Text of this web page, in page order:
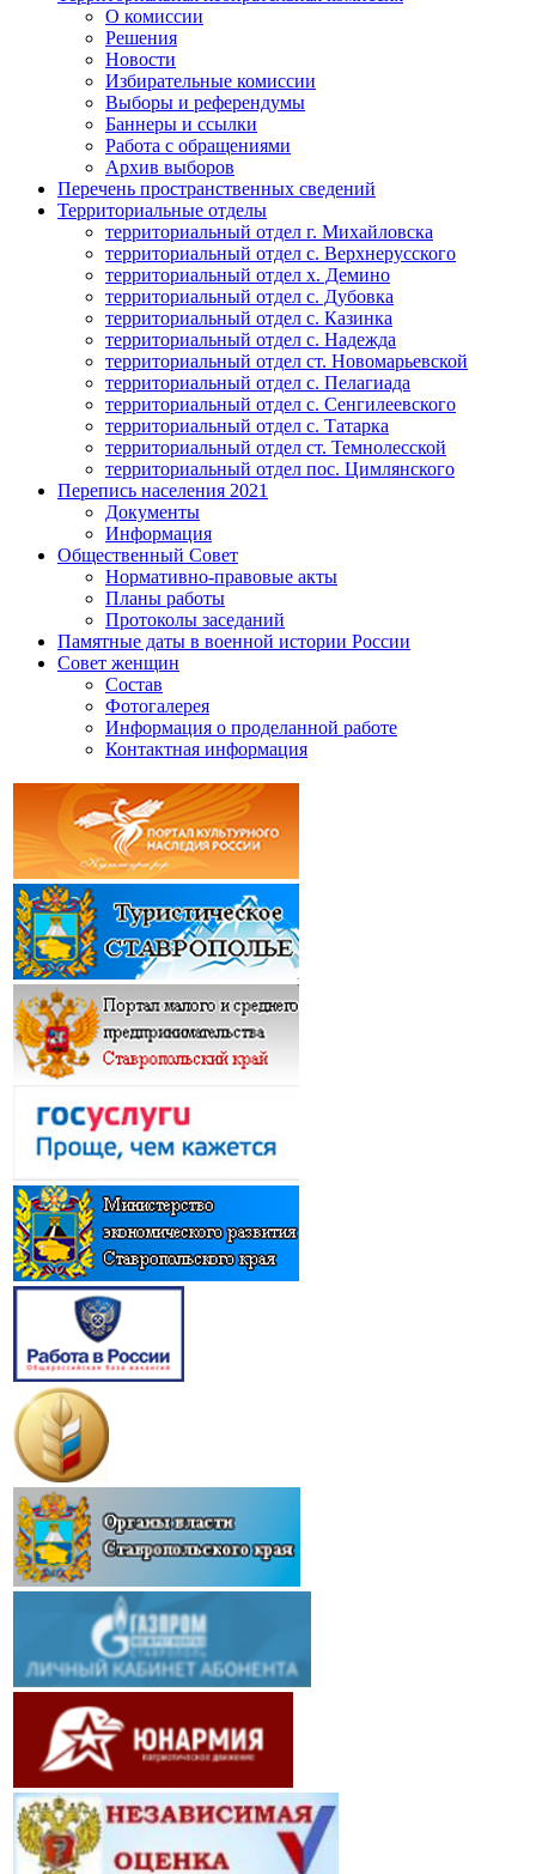
О комиссии
Решения
Новости
Избирательные комиссии
Выборы и референдумы
Баннеры и ссылки
Работа с обращениями
Архив выборов
Перечень пространственных сведений
Территориальные отделы
территориальный отдел г. Михайловска
территориальный отдел с. Верхнерусского
территориальный отдел х. Демино
территориальный отдел с. Дубовка
территориальный отдел с. Казинка
территориальный отдел с. Надежда
территориальный отдел ст. Новомарьевской
территориальный отдел с. Пелагиада
территориальный отдел с. Сенгилеевского
территориальный отдел с. Татарка
территориальный отдел ст. Темнолесской
территориальный отдел пос. Цимлянского
Перепись населения 2021
Документы
Информация
Общественный Совет
Нормативно-правовые акты
Планы работы
Протоколы заседаний
Памятные даты в военной истории России
Совет женщин
Состав
Фотогалерея
Информация о проделанной работе
Контактная информация